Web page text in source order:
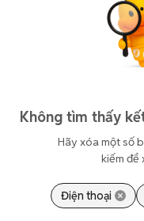
Không tìm thấy
Hãy xóa một số
kiếm để
Điện thoại